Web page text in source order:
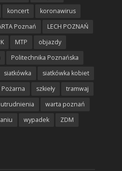
koncert
koronawirus
Poznań
LECH POZNAŃ
MTP
objazdy
Politechnika Poznańska
siatkówka
siatkówka kobiet
Pożarna szkieły
tramwaj
utrudnienia
warta poznań
wypadek
ZDM